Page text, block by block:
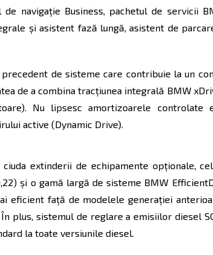
de navigaţie Business, pachetul de servicii
şi asistent fază lungă, asistent de
de sisteme care contribuie la un
de a combina tracţiunea integrală BMW
Nu lipsesc amortizoarele controlate
active (Dynamic Drive).
ciuda extinderii de echipamente opţionale,
şi o gamă largă de sisteme BMW
eficient faţă de modelele generaţiei
plus, sistemul de reglare a emisiilor diesel
la toate versiunile diesel.